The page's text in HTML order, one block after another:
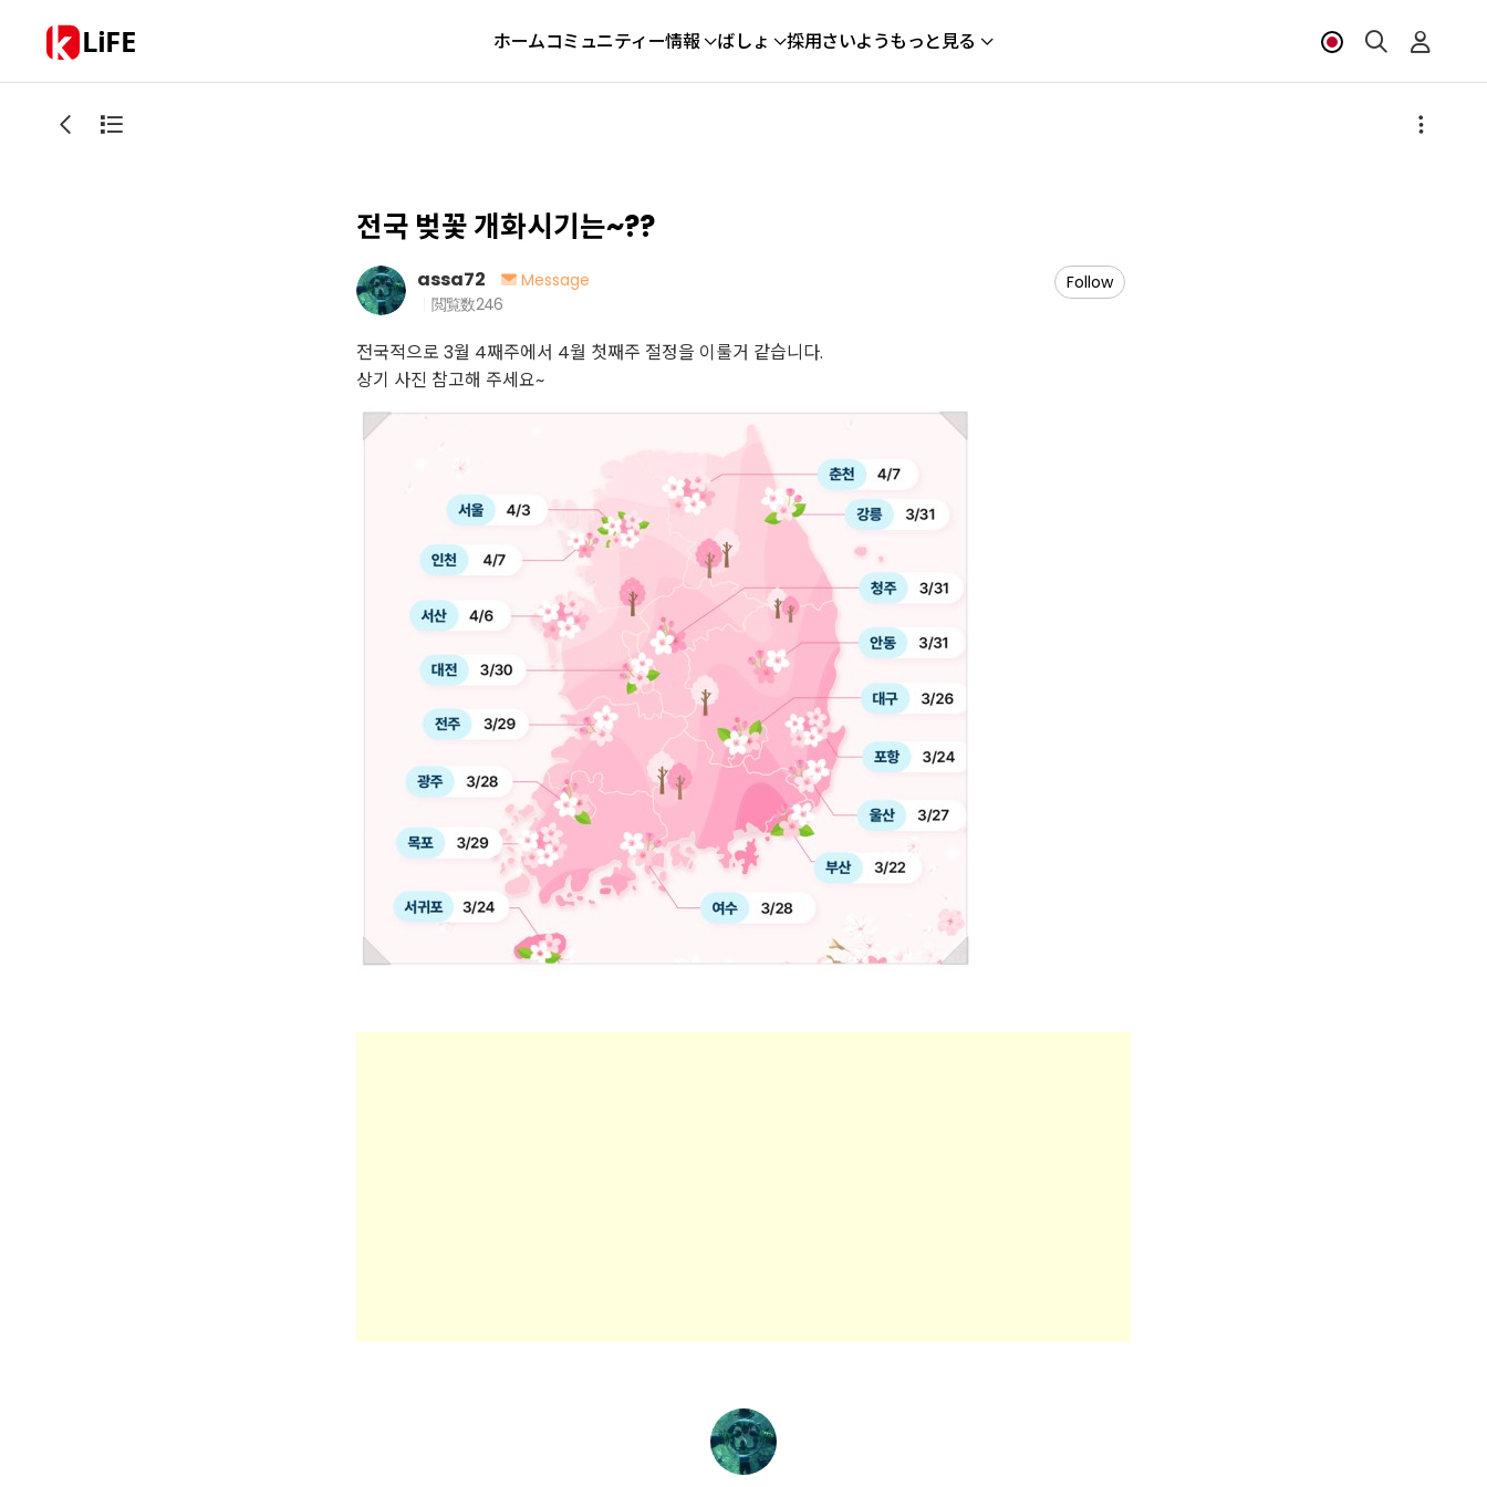
LiFE ホームコミュニティー情報 ばしょ 採用さいようもっと見る
전국 벚꽃 개화시기는~??
assa72
Message
閲覧数246
Follow
전국적으로 3월 4째주에서 4월 첫째주 절정을 이룰거 같습니다.
상기 사진 참고해 주세요~